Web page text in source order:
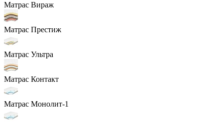
Матрас Вираж
Матрас Престиж
Матрас Ультра
Матрас Контакт
Матрас Монолит-1